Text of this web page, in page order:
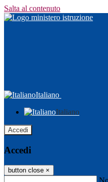
Salta al contenuto
Italiano
Italiano
Accedi
Accedi
button close ×